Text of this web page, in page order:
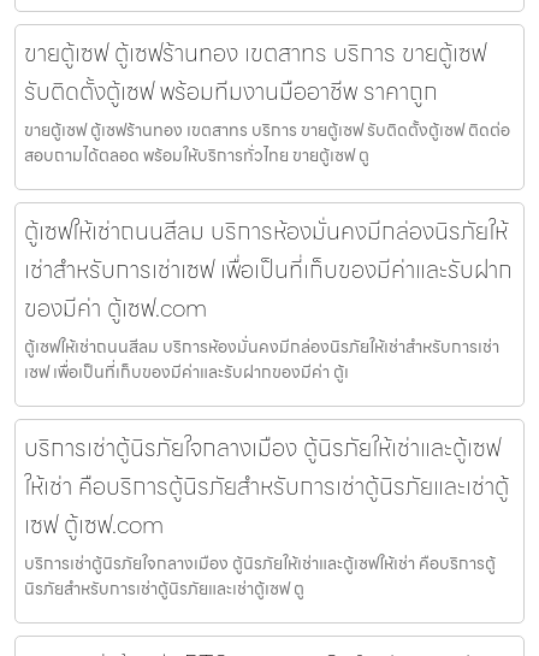
ขายตู้เซฟ ตู้เซฟร้านทอง เขตสาทร บริการ ขายตู้เซฟ
รับติดตั้งตู้เซฟ พร้อมทีมงานมืออาชีพ ราคาถูก
ขายตู้เซฟ ตู้เซฟร้านทอง เขตสาทร บริการ ขายตู้เซฟ รับติดตั้งตู้เซฟ ติดต่อ
สอบถามได้ตลอด พร้อมให้บริการทั่วไทย ขายตู้เซฟ ตู
ตู้เซฟให้เช่าถนนสีลม บริการห้องมั่นคงมีกล่องนิรภัยให้
เช่าสำหรับการเช่าเซฟ เพื่อเป็นที่เก็บของมีค่าและรับฝาก
ของมีค่า ตู้เซฟ.com
ตู้เซฟให้เช่าถนนสีลม บริการห้องมั่นคงมีกล่องนิรภัยให้เช่าสำหรับการเช่า
เซฟ เพื่อเป็นที่เก็บของมีค่าและรับฝากของมีค่า ตู้เ
บริการเช่าตู้นิรภัยใจกลางเมือง ตู้นิรภัยให้เช่าและตู้เซฟ
ให้เช่า คือบริการตู้นิรภัยสำหรับการเช่าตู้นิรภัยและเช่าตู้
เซฟ ตู้เซฟ.com
บริการเช่าตู้นิรภัยใจกลางเมือง ตู้นิรภัยให้เช่าและตู้เซฟให้เช่า คือบริการตู้
นิรภัยสำหรับการเช่าตู้นิรภัยและเช่าตู้เซฟ ตู